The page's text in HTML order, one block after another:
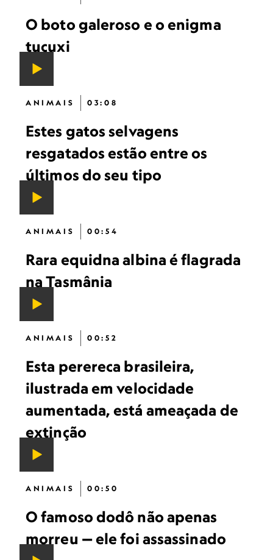
O boto galeroso e o enigma
tucuxi
ANIMAIS 03:08
Estes gatos selvagens
resgatados estão entre os
últimos do seu tipo
ANIMAIS 00:54
Rara equidna albina é flagrada
na Tasmânia
ANIMAIS 00:52
Esta perereca brasileira,
ilustrada em velocidade
aumentada, está ameaçada de
extinção
ANIMAIS 00:50
O famoso dodô não apenas
morreu — ele foi assassinado